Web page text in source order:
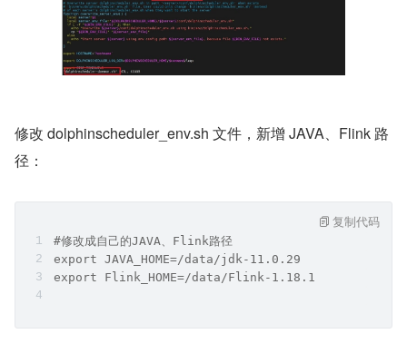
修改 dolphinscheduler_env.sh 文件，新增 JAVA、Flink 路
径：
#修改成自己的JAVA、Flink路径
export JAVA_HOME=/data/jdk-11.0.29
export Flink_HOME=/data/Flink-1.18.1
复制代码